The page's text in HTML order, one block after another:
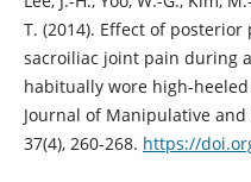
T. (2014). Effect of
sacroiliac joint pain during
habitually wore high-
Journal of Manipulative
37(4), 260-268. https://